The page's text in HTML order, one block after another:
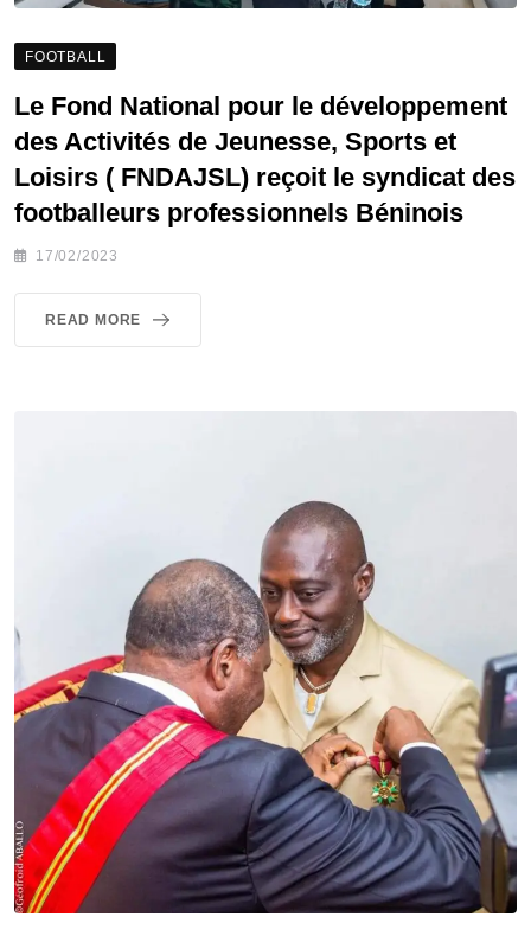
FOOTBALL
Le Fond National pour le développement
des Activités de Jeunesse, Sports et
Loisirs ( FNDAJSL) reçoit le syndicat des
footballeurs professionnels Béninois
17/02/2023
READ MORE